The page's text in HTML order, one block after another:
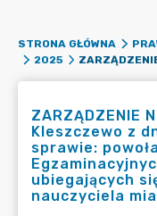
STRONA GŁÓWNA
2025
ZARZĄDZENIE
Kleszczewo z
sprawie:
ubiegających
nauczyciela